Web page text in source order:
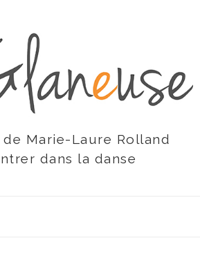
Marie-Laure Rolland
dans la danse